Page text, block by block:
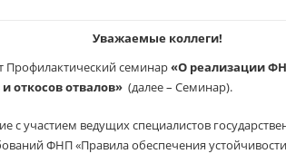
Уважаемые коллеги!
Профилактический семинар«О реализации
откосов отвалов» (далее – Семинар).
с участием ведущих специалистов
ФНП «Правила обеспечения